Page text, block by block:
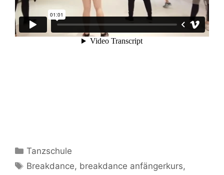
Kategorien
Tanzschule
Schlagwörter
Breakdance, breakdance anfängerkurs,